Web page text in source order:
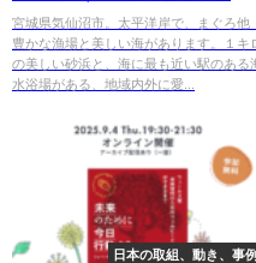
かり合える」三浦友幸さんにお
話をいただきました。
宮城県気仙沼市。太平洋岸で、まぐろ他
豊かな漁場と美しい海があります。１キ
の美しい砂浜と、海に最も近い駅のある
水浴場がある、地域内外に愛...
日本の取組、動き、事例